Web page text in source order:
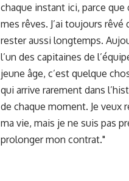
chaque instant ici, parce que
mes rêves. J’ai toujours rêvé
rester aussi longtemps.
l’un des capitaines de
jeune âge, c’est quelque
qui arrive rarement dans
de chaque moment. Je veux
ma vie, mais je ne suis pas
prolonger mon contrat."